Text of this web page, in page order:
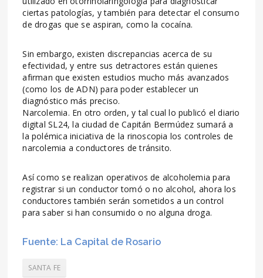
ciertas patologías, y también para detectar el consumo
de drogas que se aspiran, como la cocaína.
Sin embargo, existen discrepancias acerca de su
efectividad, y entre sus detractores están quienes
afirman que existen estudios mucho más avanzados
(como los de ADN) para poder establecer un
diagnóstico más preciso.
Narcolemia. En otro orden, y tal cual lo publicó el diario
digital SL24, la ciudad de Capitán Bermúdez sumará a
la polémica iniciativa de la rinoscopia los controles de
narcolemia a conductores de tránsito.
Así como se realizan operativos de alcoholemia para
registrar si un conductor tomó o no alcohol, ahora los
conductores también serán sometidos a un control
para saber si han consumido o no alguna droga.
Fuente: La Capital de Rosario
SANTA FE